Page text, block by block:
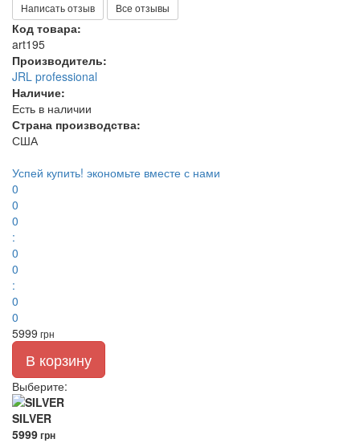
Написать отзыв
Все отзывы
Код товара:
art195
Производитель:
JRL professional
Наличие:
Есть в наличии
Страна производства:
США
Успей купить! экономьте вместе с нами
0
0
0
:
0
0
:
0
0
5999 грн
В корзину
Выберите:
SILVER
5999грн